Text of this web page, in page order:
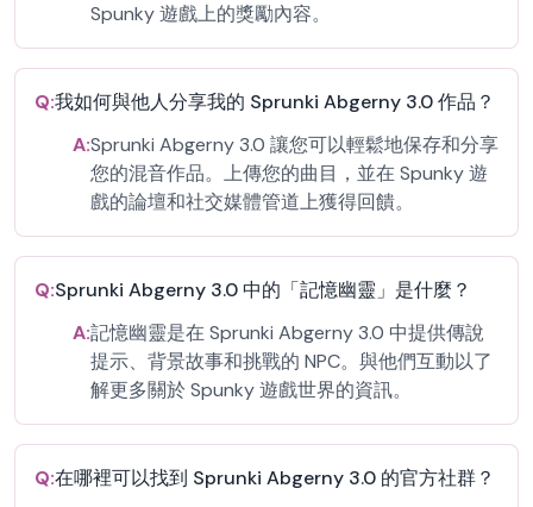
Spunky 遊戲上的獎勵內容。
Q:我如何與他人分享我的 Sprunki Abgerny 3.0 作品？
A:Sprunki Abgerny 3.0 讓您可以輕鬆地保存和分享
您的混音作品。上傳您的曲目，並在 Spunky 遊
戲的論壇和社交媒體管道上獲得回饋。
Q:Sprunki Abgerny 3.0 中的「記憶幽靈」是什麼？
A:記憶幽靈是在 Sprunki Abgerny 3.0 中提供傳說
提示、背景故事和挑戰的 NPC。與他們互動以了
解更多關於 Spunky 遊戲世界的資訊。
Q:在哪裡可以找到 Sprunki Abgerny 3.0 的官方社群？